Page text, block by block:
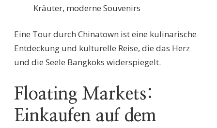
Kräuter, moderne Souvenirs
Eine Tour durch Chinatown ist eine kulinarische
Entdeckung und kulturelle Reise, die das Herz
und die Seele Bangkoks widerspiegelt.
Floating Markets:
Einkaufen auf dem